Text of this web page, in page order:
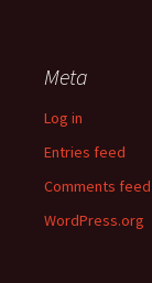
Meta
Log in
Entries feed
Comments feed
WordPress.org